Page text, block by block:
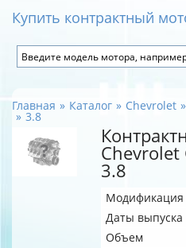
Купить контрактный
Главная Каталог Chevrolet
3.8
Chevrolet
3.8
Модификация
Даты выпуска
Объем